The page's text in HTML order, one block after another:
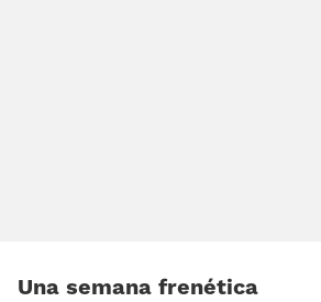
Una semana frenética